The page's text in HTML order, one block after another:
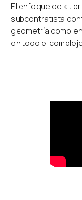
El enfoque de kit
subcontratista
geometría como
en todo el